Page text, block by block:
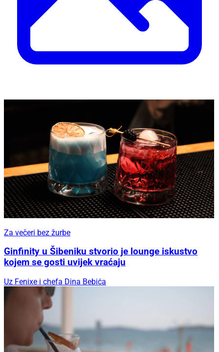
Za večeri bez žurbe
Ginfinity u Šibeniku stvorio je lounge iskustvo
kojem se gosti uvijek vraćaju
Uz Fenixe i chefa Dina Bebića